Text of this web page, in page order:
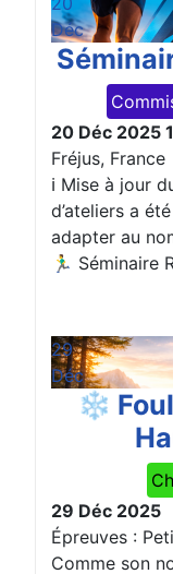
Déc
20 Déc 2025
Fréjus, France
ℹ️ Mise à jour
d’ateliers a
adapter au
🏃‍♂️ Séminaire
29
Déc
❄️
29 Déc 2025
Épreuves :
Comme son